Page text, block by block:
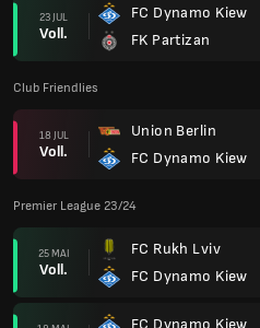
23 JUL
Voll.
FC Dynamo Kiew
FK Partizan
Club Friendlies
18 JUL
Voll.
Union Berlin
FC Dynamo Kiew
Premier League 23/24
25 MAI
Voll.
FC Rukh Lviv
FC Dynamo Kiew
FC Dynamo Kiew